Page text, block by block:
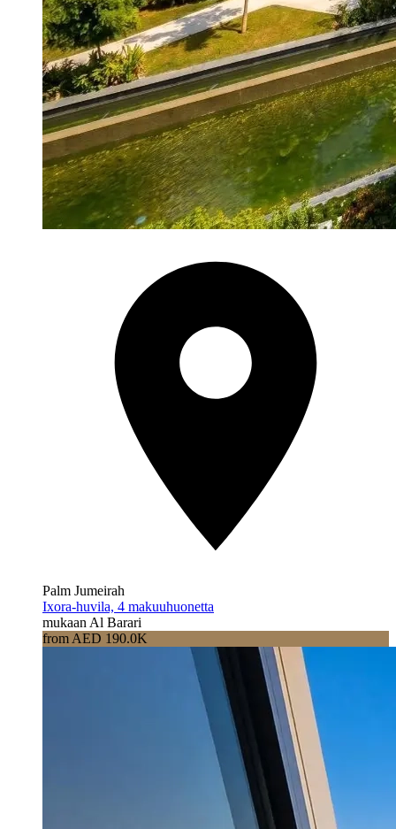
Palm Jumeirah
Ixora-huvila, 4 makuuhuonetta
mukaan Al Barari
from AED 190.0K